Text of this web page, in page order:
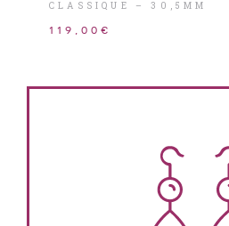
CLASSIQUE – 30,5MM
119,00€